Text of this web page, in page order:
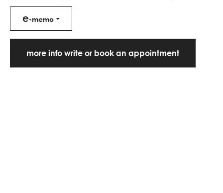
e-memo
more info write or book an appointment